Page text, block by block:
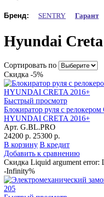
Бренд: SENTRY Гарант
Hyundai Creta
Сортировать по
Скидка -5%
Быстрый просмотр
Блокиратор руля с
HYUNDAI CRETA 2016+
Арт. G.BL.PRO
24200 р. 25300 р.
В корзину В кредит
Добавить к сравнению
Скидка Liquid argument error:
-Infinity%